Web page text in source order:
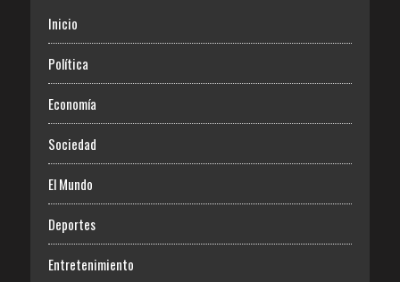
Inicio
Política
Economía
Sociedad
El Mundo
Deportes
Entretenimiento